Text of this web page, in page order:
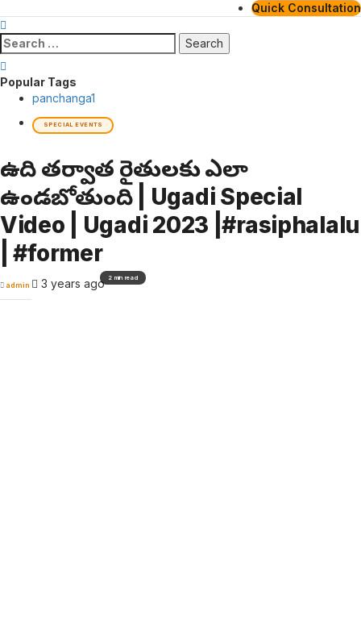
Quick Consultation
Search
for:
Popular Tags
panchanga1
SPECIAL EVENTS
ఉగాది తర్వాత రైతులకు ఎలా
ఉండబోతుంది | Ugadi Special
Video | Ugadi 2023 |#rasiphalalu
| #former
admin 3 years ago2 min read